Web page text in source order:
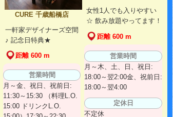
CURE 千歳船橋店
一軒家デザイナーズ空間
♪ 記念日特典★
距離 600 m
営業時間
月～金、祝日、祝前日:
11:30～15:30 （料理L.O.
15:00 ドリンクL.O.
女性1人でも入りやすい
☆ 飲み放題やってます！
距離 600 m
営業時間
月～木、土、日、祝日:
18:00～翌2:00金、祝前日:
18:00～翌4:00
定休日
不定休